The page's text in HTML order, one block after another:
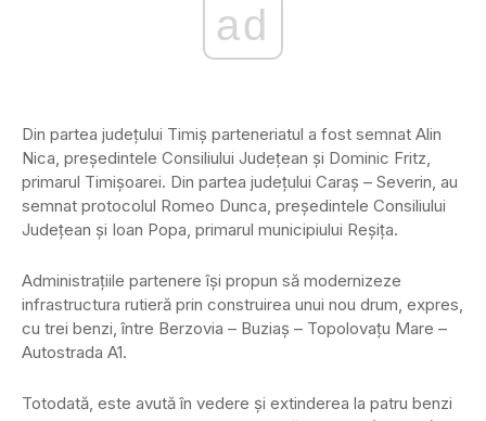
ad
Din partea judeţului Timiş parteneriatul a fost semnat Alin
Nica, preşedintele Consiliului Judeţean şi Dominic Fritz,
primarul Timişoarei. Din partea judeţului Caraş – Severin, au
semnat protocolul Romeo Dunca, preşedintele Consiliului
Judeţean şi Ioan Popa, primarul municipiului Reşiţa.
Administraţiile partenere îşi propun să modernizeze
infrastructura rutieră prin construirea unui nou drum, expres,
cu trei benzi, între Berzovia – Buziaş – Topolovaţu Mare –
Autostrada A1.
Totodată, este avută în vedere şi extinderea la patru benzi